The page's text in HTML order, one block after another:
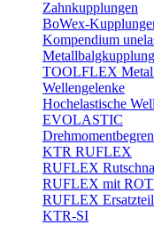
Zahnkupplungen
BoWex-
Kompendium
TOOLFLEX
Wellengelenke
Hochelastische
EVOLASTIC
KTR RUFLEX
RUFLEX
RUFLEX mit
RUFLEX
KTR-SI